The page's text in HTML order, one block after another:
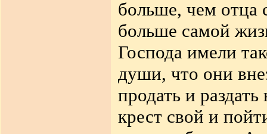
больше, чем отца
больше самой
Господа имели
души, что они
продать и
крест свой и